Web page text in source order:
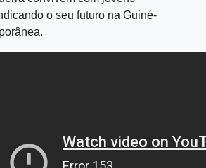
o seu futuro na Guiné-